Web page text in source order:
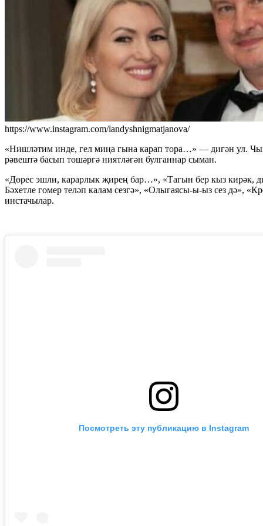
https://www.instagram.com/landyshnigmatjanova/
«Нишләтим инде, гел миңа гына карап тора…» — дигән ул.
рәвештә басып төшәргә ниятләгән булганнар сыман.
«Дөрес эшли, карарлык җирең бар…», «Тагын бер кыз кирәк,
Бәхетле гомер теләп калам сезгә», «Олыгаясы-ы-ыз сез дә»,
инстачылар.
Посмотреть эту публикацию в Instagram